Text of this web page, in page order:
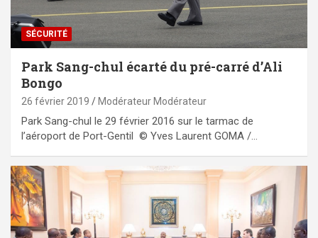
SÉCURITÉ
Park Sang-chul écarté du pré-carré d’Ali
Bongo
26 février 2019 Modérateur Modérateur
Park Sang-chul le 29 février 2016 sur le tarmac de
l’aéroport de Port-Gentil © Yves Laurent GOMA /…